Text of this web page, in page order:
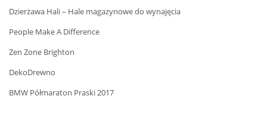
Dzierżawa Hali – Hale magazynowe do wynajęcia
People Make A Difference
Zen Zone Brighton
DekoDrewno
BMW Półmaraton Praski 2017